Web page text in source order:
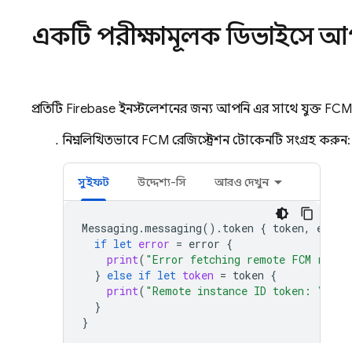
একটি পরীক্ষামূলক ডিভাইসে
প্রতিটি Firebase ইনস্টলেশনের জন্য আপনি এর সাথে যুক্ত FCM
নিম্নলিখিতভাবে FCM রেজিস্ট্রেশন টোকেনটি সংগ্রহ করুন:
সুইফট উদ্দেশ্য-সি আরও দেখুন
Messaging .messaging(). token { token,
error
if let error = error {
print( "Error fetching remote FCM
} else if let token = token {
print( "Remote instance ID token: \(
}
}